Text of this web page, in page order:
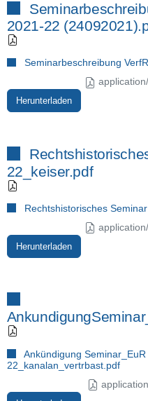
2021-22
Seminarbeschreibung
Herunterladen
22_keiser.pdf
Rechtshistorisches
Herunterladen
Ankündigung
22_kanalan_vertrbast.pdf